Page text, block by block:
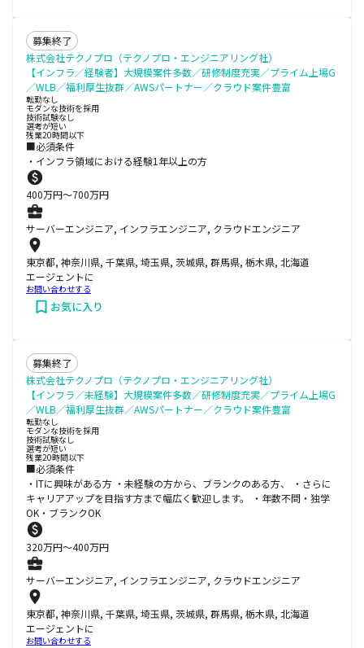
募集終了
株式会社テクノプロ（テクノプロ・エンジニアリング社）
【インフラ／経験者】大規模案件多数／研修制度充実／プライム上場G
／WLB／福利厚生抜群／AWSパートナー／クラウド案件豊富
転勤なし
モダンな技術を採用
技術試験なし
選考が短い
残業20時間以下
■必須条件
・インフラ領域における経験1年以上の方
400万円〜700万円
サーバーエンジニア, インフラエンジニア, クラウドエンジニア
東京都, 神奈川県, 千葉県, 埼玉県, 茨城県, 群馬県, 栃木県, 北海道
エージェントに
お問い合わせする
お気に入り
募集終了
株式会社テクノプロ（テクノプロ・エンジニアリング社）
【インフラ／未経験】大規模案件多数／研修制度充実／プライム上場G
／WLB／福利厚生抜群／AWSパートナー／クラウド案件豊富
転勤なし
モダンな技術を採用
技術試験なし
選考が短い
残業20時間以下
■必須条件
・ITに興味がある方 ・未経験の方から、ブランクのある方、 ・さらに
キャリアアップを目指す方まで幅広く歓迎します。 ・年数不問・独学
OK・ブランクOK
320万円〜400万円
サーバーエンジニア, インフラエンジニア, クラウドエンジニア
東京都, 神奈川県, 千葉県, 埼玉県, 茨城県, 群馬県, 栃木県, 北海道
エージェントに
お問い合わせする